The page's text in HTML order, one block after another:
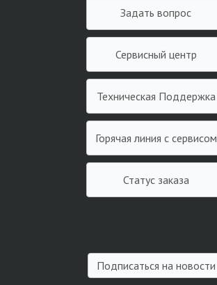
Задать вопрос
Сервисный центр
Техническая Поддержка
Горячая линия с сервисом
Статус заказа
Подписаться на новости